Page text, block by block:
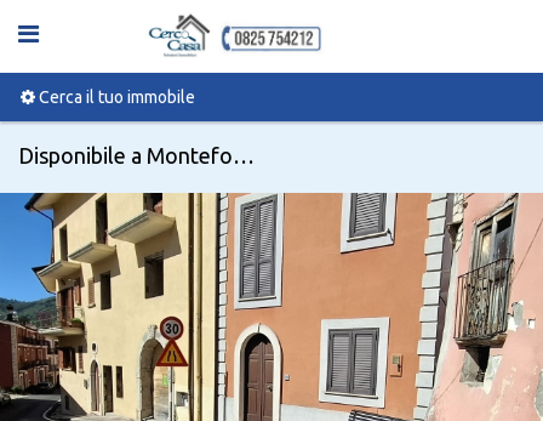
Cerca il tuo immobile
Disponibile a Monteforte irpino, Corso Vittorio Emanuele II 93 - Codice 780985